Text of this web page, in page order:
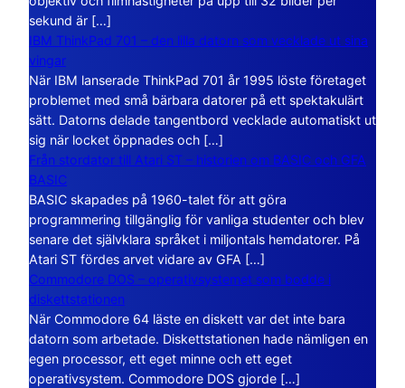
sekund är […]
IBM ThinkPad 701 – den lilla datorn som vecklade ut sina
vingar
När IBM lanserade ThinkPad 701 år 1995 löste företaget
problemet med små bärbara datorer på ett spektakulärt
sätt. Datorns delade tangentbord vecklade automatiskt ut
sig när locket öppnades och […]
Från stordator till Atari ST – historien om BASIC och GFA
BASIC
BASIC skapades på 1960-talet för att göra
programmering tillgänglig för vanliga studenter och blev
senare det självklara språket i miljontals hemdatorer. På
Atari ST fördes arvet vidare av GFA […]
Commodore DOS – operativsystemet som bodde i
diskettstationen
När Commodore 64 läste en diskett var det inte bara
datorn som arbetade. Diskettstationen hade nämligen en
egen processor, ett eget minne och ett eget
operativsystem. Commodore DOS gjorde […]